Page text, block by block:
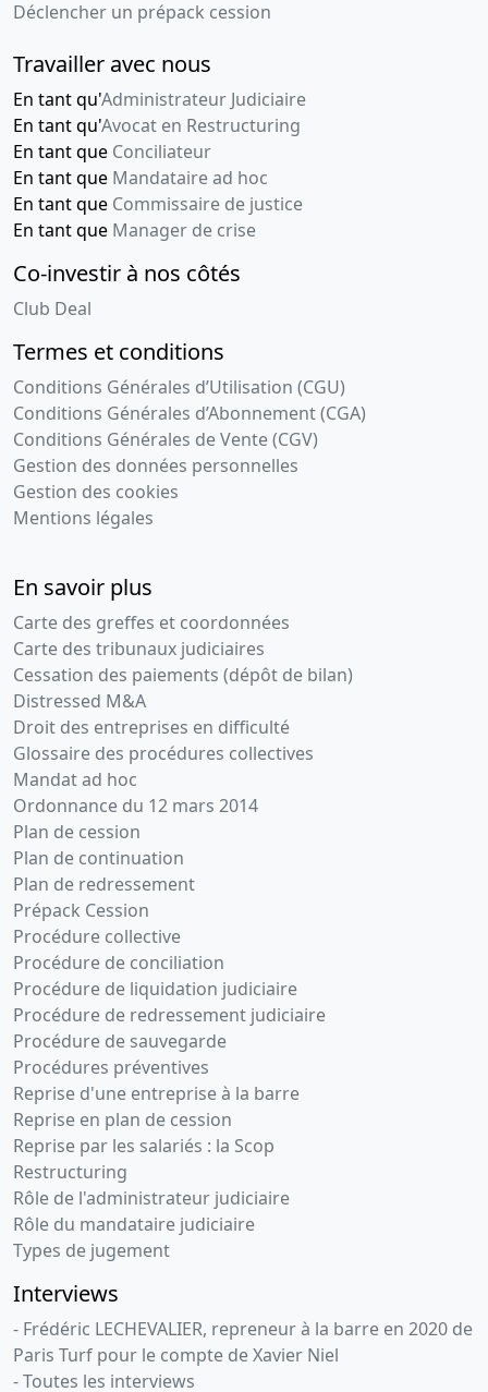
Déclencher un prépack cession
Travailler avec nous
En tant qu'Administrateur Judiciaire
En tant qu'Avocat en Restructuring
En tant que Conciliateur
En tant que Mandataire ad hoc
En tant que Commissaire de justice
En tant que Manager de crise
Co-investir à nos côtés
Club Deal
Termes et conditions
Conditions Générales d’Utilisation (CGU)
Conditions Générales d’Abonnement (CGA)
Conditions Générales de Vente (CGV)
Gestion des données personnelles
Gestion des cookies
Mentions légales
En savoir plus
Carte des greffes et coordonnées
Carte des tribunaux judiciaires
Cessation des paiements (dépôt de bilan)
Distressed M&A
Droit des entreprises en difficulté
Glossaire des procédures collectives
Mandat ad hoc
Ordonnance du 12 mars 2014
Plan de cession
Plan de continuation
Plan de redressement
Prépack Cession
Procédure collective
Procédure de conciliation
Procédure de liquidation judiciaire
Procédure de redressement judiciaire
Procédure de sauvegarde
Procédures préventives
Reprise d'une entreprise à la barre
Reprise en plan de cession
Reprise par les salariés : la Scop
Restructuring
Rôle de l'administrateur judiciaire
Rôle du mandataire judiciaire
Types de jugement
Interviews
- Frédéric LECHEVALIER, repreneur à la barre en 2020 de
Paris Turf pour le compte de Xavier Niel
- Toutes les interviews